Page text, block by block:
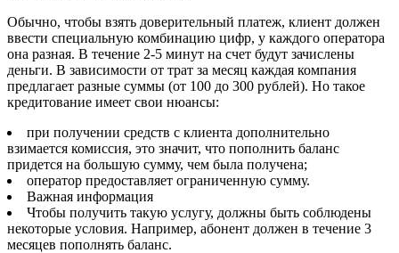
Обычно, чтобы взять доверительный платеж, клиент должен
ввести специальную комбинацию цифр, у каждого оператора
она разная. В течение 2-5 минут на счет будут зачислены
деньги. В зависимости от трат за месяц каждая компания
предлагает разные суммы (от 100 до 300 рублей). Но такое
кредитование имеет свои нюансы:
при получении средств с клиента дополнительно
взимается комиссия, это значит, что пополнить баланс
придется на большую сумму, чем была получена;
оператор предоставляет ограниченную сумму.
Важная информация
Чтобы получить такую услугу, должны быть соблюдены
некоторые условия. Например, абонент должен в течение 3
месяцев пополнять баланс.